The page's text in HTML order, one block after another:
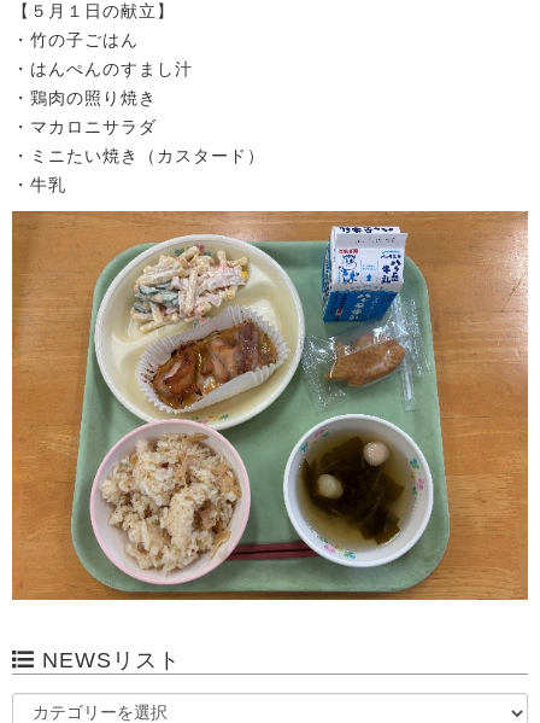
【５月１日の献立】
・竹の子ごはん
・はんぺんのすまし汁
・鶏肉の照り焼き
・マカロニサラダ
・ミニたい焼き（カスタード）
・牛乳
NEWSリスト